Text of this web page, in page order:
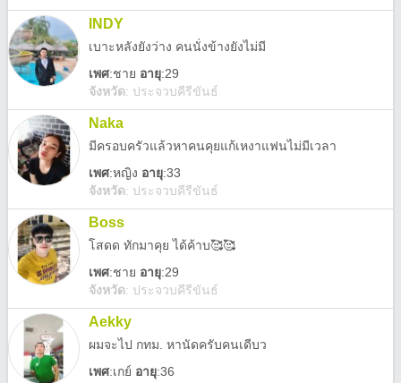
INDY
เบาะหลังยังว่าง คนนั่งข้างยังไม่มี
เพศ:ชาย อายุ:29
จังหวัด: ประจวบคีรีขันธ์
Naka
มีครอบครัวแล้วหาคนคุยแก้เหงาแฟนไม่มีเวลา
เพศ:หญิง อายุ:33
จังหวัด: ประจวบคีรีขันธ์
Boss
โสดด ทักมาคุย ได้ค้าบ🥰🥰​
เพศ:ชาย อายุ:29
จังหวัด: ประจวบคีรีขันธ์
Aekky
ผมจะไป กทม. หานัดครับคนเดีบว
เพศ:เกย์ อายุ:36